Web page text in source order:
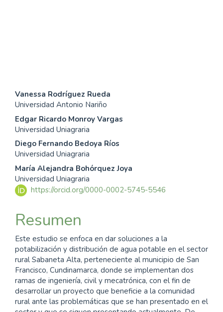
Contenido
principal
del
artículo
Vanessa Rodríguez Rueda
Universidad Antonio Nariño
Edgar Ricardo Monroy Vargas
Universidad Uniagraria
Diego Fernando Bedoya Ríos
Universidad Uniagraria
María Alejandra Bohórquez Joya
Universidad Uniagraria
https://orcid.org/0000-0002-5745-5546
Resumen
Este estudio se enfoca en dar soluciones a la
potabilización y distribución de agua potable en el sector
rural Sabaneta Alta, perteneciente al municipio de San
Francisco, Cundinamarca, donde se implementan dos
ramas de ingeniería, civil y mecatrónica, con el fin de
desarrollar un proyecto que beneficie a la comunidad
rural ante las problemáticas que se han presentado en el